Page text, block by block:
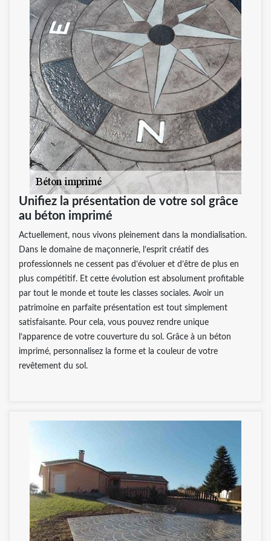
Unifiez la présentation de votre sol grâce
au béton imprimé
Actuellement, nous vivons pleinement dans la mondialisation.
Dans le domaine de maçonnerie, l’esprit créatif des
professionnels ne cessent pas d’évoluer et d’être de plus en
plus compétitif. Et cette évolution est absolument profitable
par tout le monde et toute les classes sociales. Avoir un
patrimoine en parfaite présentation est tout simplement
satisfaisante. Pour cela, vous pouvez rendre unique
l’apparence de votre couverture du sol. Grâce à un béton
imprimé, personnalisez la forme et la couleur de votre
revêtement du sol.